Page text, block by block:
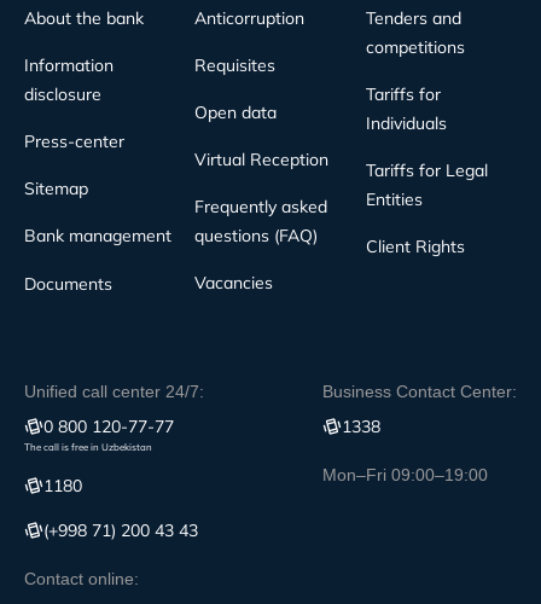
About the bank
Information
disclosure
Press-center
Sitemap
Bank management
Documents
Anticorruption
Requisites
Open data
Virtual Reception
Frequently asked
questions (FAQ)
Vacancies
Tenders and
competitions
Tariffs for
Individuals
Tariffs for Legal
Entities
Client Rights
Unified call center 24/7:
0 800 120-77-77
The call is free in Uzbekistan
1180
(+998 71) 200 43 43
Contact online:
Business Contact Center:
1338
Mon–Fri 09:00–19:00